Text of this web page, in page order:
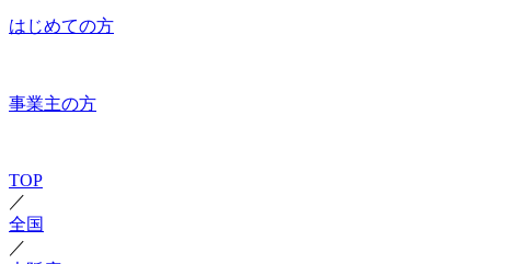
はじめての方
事業主の方
TOP
／
全国
／